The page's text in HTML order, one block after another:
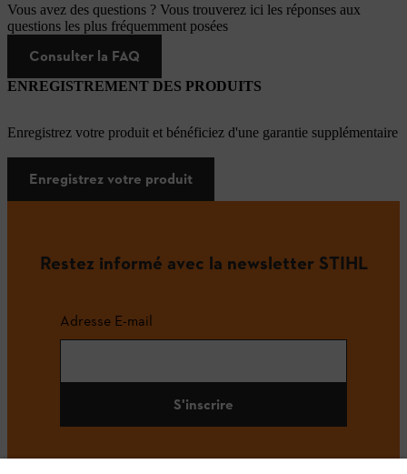
Vous avez des questions ? Vous trouverez ici les réponses aux
questions les plus fréquemment posées
Consulter la FAQ
ENREGISTREMENT DES PRODUITS
Enregistrez votre produit et bénéficiez d'une garantie supplémentaire
Enregistrez votre produit
Restez informé avec la newsletter STIHL
Adresse E-mail
S'inscrire